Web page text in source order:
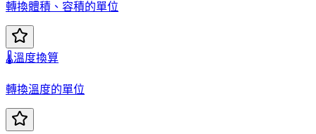
轉換體積、容積的單位
🌡️溫度換算
轉換溫度的單位